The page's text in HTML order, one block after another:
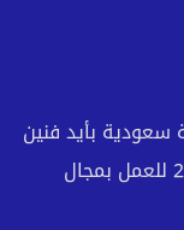
سعودية بأيد فنين
مدربين علي أعلى مستوى أسست عام 2009 للعمل بمجال